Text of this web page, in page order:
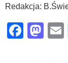
Redakcja: